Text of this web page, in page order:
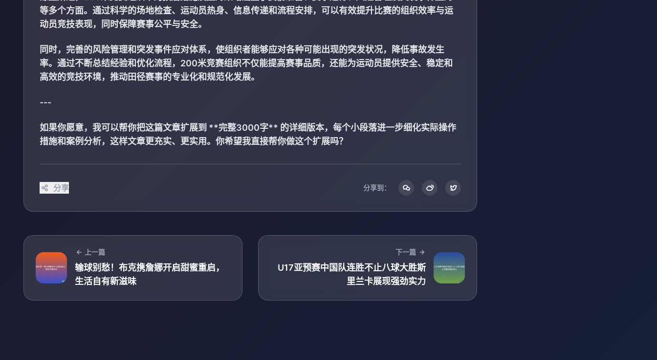
等多个方面。通过科学的场地检查、运动员热身、信息传递和流程安排，可以有效提升比赛的组织效率与运
动员竞技表现，同时保障赛事公平与安全。
同时，完善的风险管理和突发事件应对体系，使组织者能够应对各种可能出现的突发状况，降低事故发生
率。通过不断总结经验和优化流程，200米竞赛组织不仅能提高赛事品质，还能为运动员提供安全、稳定和
高效的竞技环境，推动田径赛事的专业化和规范化发展。
---
如果你愿意，我可以帮你把这篇文章扩展到 **完整3000字** 的详细版本，每个小段落进一步细化实际操作
措施和案例分析，这样文章更充实、更实用。你希望我直接帮你做这个扩展吗？
分享 分享到：
上一篇
输球别愁！布克携詹娜开启甜蜜重启，
生活自有新滋味
下一篇
U17亚预赛中国队连胜不止八球大胜斯
里兰卡展现强劲实力